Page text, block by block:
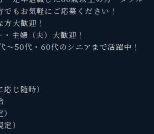
でもお気軽にご応募ください！
大歓迎！
主婦（夫）大歓迎！
～50代・60代のシニアまで活躍中！
じ随時）
）